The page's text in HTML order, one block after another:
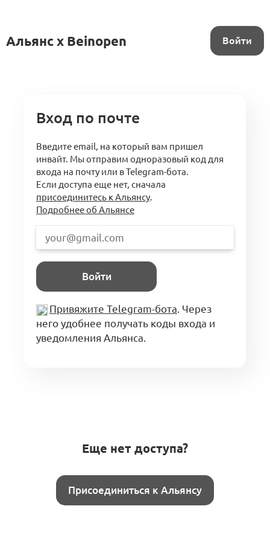
Альянс x Beinopen Войти
Вход по почте
Введите email, на который вам пришел
инвайт. Мы отправим одноразовый код для
входа на почту или в Telegram-бота.
Если доступа еще нет, сначала
присоединитесь к Альянсу.
Подробнее об Альянсе
Войти
Привяжите Telegram-бота. Через
него удобнее получать коды входа и
уведомления Альянса.
Еще нет доступа?
Присоединиться к Альянсу